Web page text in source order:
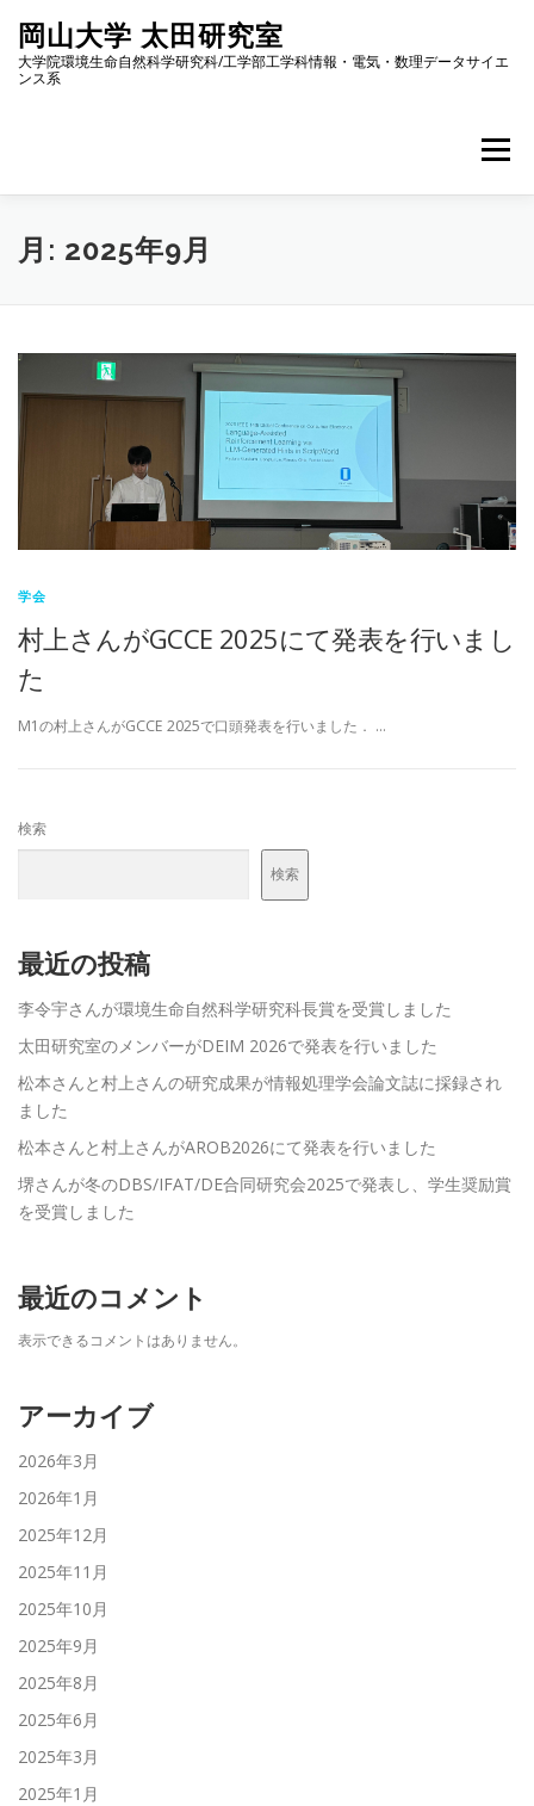
ッ
岡山大学 太田研究室
大学院環境生命自然科学研究科/工学部工学科情報・電気・数理データサイエ
ンス系
メニュー
ホーム メンバー紹介
月: 2025年9月
学会
村上さんがGCCE 2025にて発表を行いまし
た
M1の村上さんがGCCE 2025で口頭発表を行いました． …
検索
検索
最近の投稿
李令宇さんが環境生命自然科学研究科長賞を受賞しました
太田研究室のメンバーがDEIM 2026で発表を行いました
松本さんと村上さんの研究成果が情報処理学会論文誌に採録され
ました
松本さんと村上さんがAROB2026にて発表を行いました
堺さんが冬のDBS/IFAT/DE合同研究会2025で発表し、学生奨励賞
を受賞しました
最近のコメント
表示できるコメントはありません。
アーカイブ
2026年3月
2026年1月
2025年12月
2025年11月
2025年10月
2025年9月
2025年8月
2025年6月
2025年3月
2025年1月